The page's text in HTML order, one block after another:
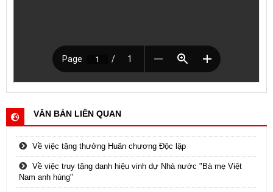
VĂN BẢN LIÊN QUAN
Về việc tặng thưởng Huân chương Độc lập
Về việc truy tặng danh hiệu vinh dự Nhà nước "Bà mẹ Việt
Nam anh hùng"